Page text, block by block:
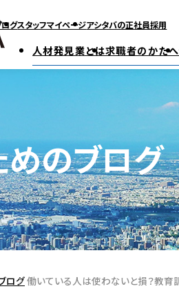
グスタッフマイページアシタバの正社員採用
人材発見業とは求職者のかたへ
派
正
めのブログ
ログ働いている人は使わないと損？教